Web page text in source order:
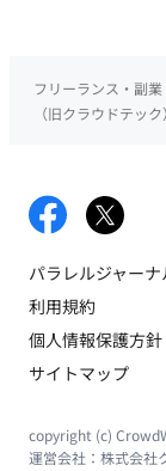
フリーランス・副
（旧クラウドテック）
パラレルジャーナ
利用規約
個人情報保護方針
サイトマップ
copyright (c)
運営会社： 株式会社